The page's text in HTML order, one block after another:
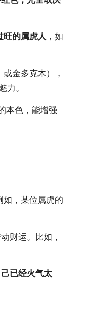
旺的属虎人 ，如
或金多克木），
力。
本色，能增强
如，某位属虎的
财运。比如，
已经火气太